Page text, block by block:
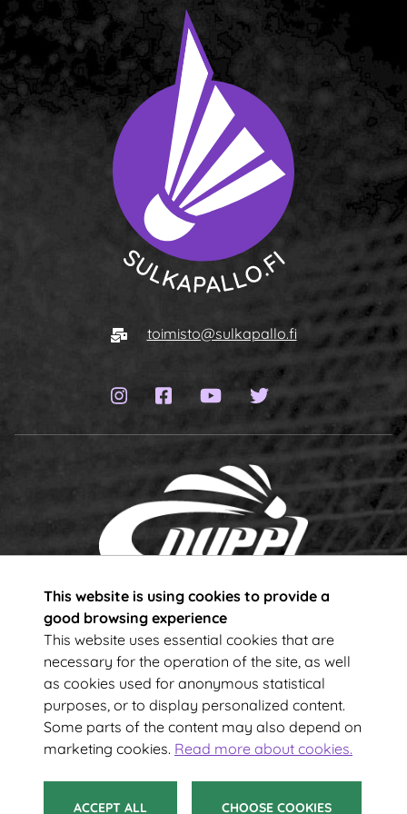
This website is using cookies to provide a
good browsing experience
This website uses essential cookies that are
necessary for the operation of the site, as well
as cookies used for anonymous statistical
purposes, or to display personalized content.
Some parts of the content may also depend on
marketing cookies. Read more about cookies.
ACCEPT ALL CHOOSE COOKIES
E-mailtoimisto@sulkapallo.fi
Instagram page
Facebook page
YouTube channel
Twitter page
Subscribe to our newsletter!
Your e-mail address
SUBSCRIBE